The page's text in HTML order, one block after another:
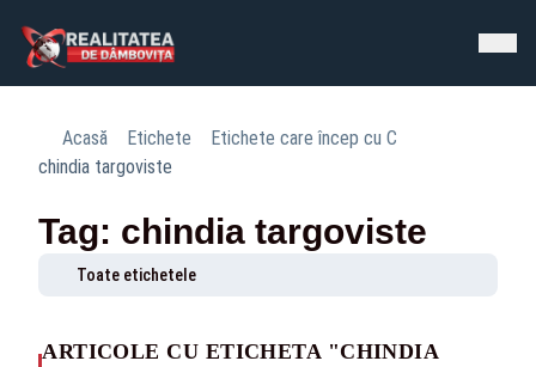
Acasă Etichete
Etichete care încep cu C
chindia targoviste
Tag: chindia targoviste
Toate etichetele
ARTICOLE CU ETICHETA "CHINDIA